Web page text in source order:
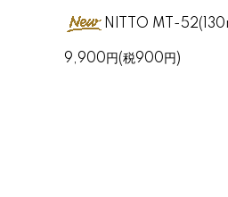
NITTO MT-
9,900円(税900円)